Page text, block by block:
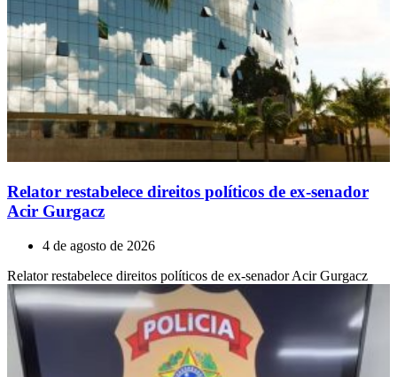
Relator restabelece direitos políticos de ex-senador
Acir Gurgacz
4 de agosto de 2026
Relator restabelece direitos políticos de ex-senador Acir Gurgacz